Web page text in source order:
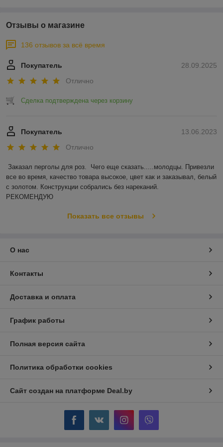
Отзывы о магазине
136 отзывов за всё время
28.09.2025
Покупатель
Отлично
Сделка подтверждена через корзину
13.06.2023
Покупатель
Отлично
Заказал перголы для роз.  Чего еще сказать.....молодцы. Привезли
все во время, качество товара высокое, цвет как и заказывал, белый
с золотом. Конструкции собрались без нареканий.
РЕКОМЕНДУЮ
Показать все отзывы
О нас
Контакты
Доставка и оплата
График работы
Полная версия сайта
Политика обработки cookies
Сайт создан на платформе Deal.by